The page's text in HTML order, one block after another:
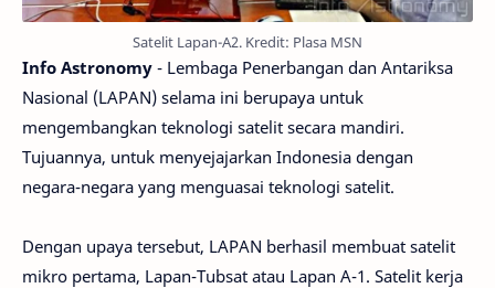
Satelit Lapan-A2. Kredit: Plasa MSN
Info Astronomy - Lembaga Penerbangan dan Antariksa
Nasional (LAPAN) selama ini berupaya untuk
mengembangkan teknologi satelit secara mandiri.
Tujuannya, untuk menyejajarkan Indonesia dengan
negara-negara yang menguasai teknologi satelit.
Dengan upaya tersebut, LAPAN berhasil membuat satelit
mikro pertama, Lapan-Tubsat atau Lapan A-1. Satelit kerja